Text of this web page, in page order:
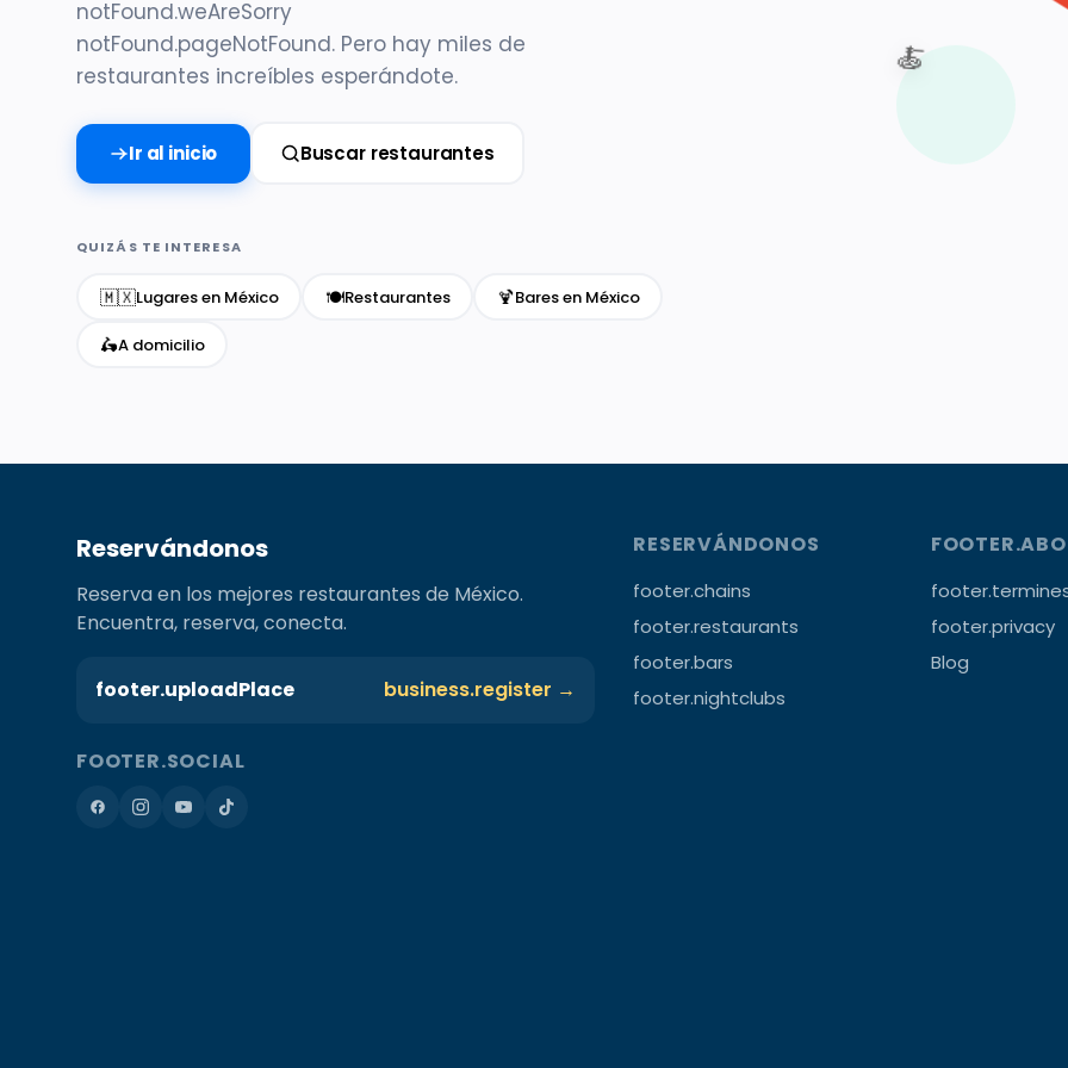
notFound.weAreSorry
notFound.pageNotFound. Pero hay miles de
restaurantes increíbles esperándote.
Ir al inicio Buscar restaurantes
QUIZÁS TE INTERESA
🇲🇽Lugares en México 🍽️Restaurantes 🍹Bares en México
🛵A domicilio
🍝
Reservándonos
Reserva en los mejores restaurantes de México.
Encuentra, reserva, conecta.
footer.uploadPlace business.register →
FOOTER.SOCIAL
RESERVÁNDONOS
footer.chains
footer.restaurants
footer.bars
footer.nightclubs
footer.privacy
Blog